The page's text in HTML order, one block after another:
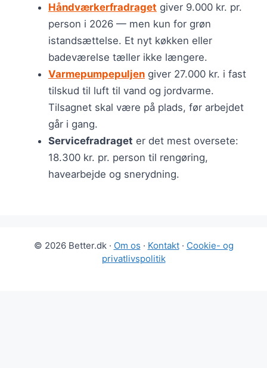
Håndværkerfradraget giver 9.000 kr. pr.
person i 2026 — men kun for grøn
istandsættelse. Et nyt køkken eller
badeværelse tæller ikke længere.
Varmepumpepuljen giver 27.000 kr. i fast
tilskud til luft til vand og jordvarme.
Tilsagnet skal være på plads, før arbejdet
går i gang.
Servicefradraget er det mest oversete:
18.300 kr. pr. person til rengøring,
havearbejde og snerydning.
© 2026 Better.dk · Om os · Kontakt· Cookie- og
privatlivspolitik